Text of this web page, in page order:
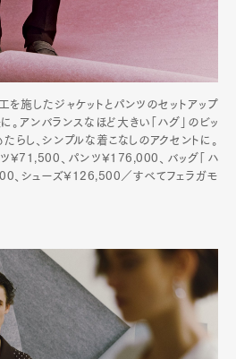
を施したジャケットとパンツのセットアップ
。アンバランスなほど大きい「ハグ」のビッ
らし、シンプルな着こなしのアクセントに。
¥71,500、パンツ¥176,000、バッグ「ハ
、シューズ¥126,500／すべてフェラガモ